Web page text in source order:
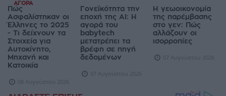
ΑΓΟΡΆ
Πώς
Ασφαλίστηκαν οι
Έλληνες το 2025
- Τι δείχνουν τα
Στοιχεία για
Αυτοκίνητο,
Μηχανή και
Κατοικία
08 Αυγούστου 2026
Γονεϊκότητα την
εποχή της AI: Η
αγορά του
babytech
μετατρέπει τα
βρέφη σε πηγή
δεδομένων
07 Αυγούστου 2026
Η γεωοικονομία
της παρέμβασης
στο γεν: Πώς
αλλάζουν οι
ισορροπίες
07 Αυγούστου 2026